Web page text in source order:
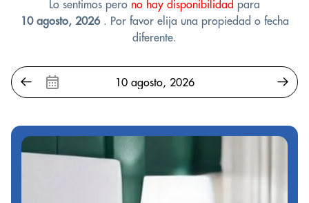
Lo sentimos pero no hay disponibilidad para
10 agosto, 2026. Por favor elija una propiedad o fecha
diferente.